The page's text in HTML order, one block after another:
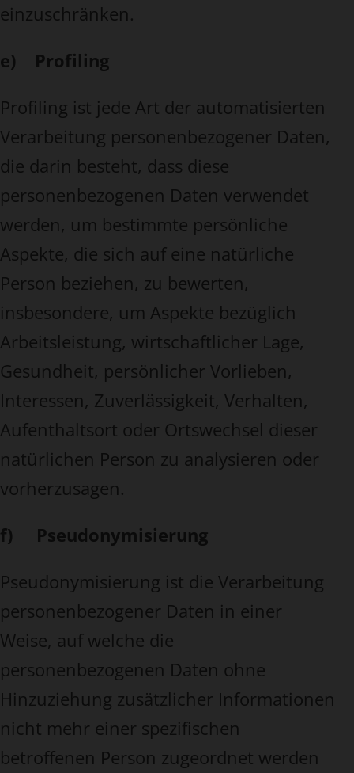
einzuschränken.
e) Profiling
Profiling ist jede Art der automatisierten
Verarbeitung personenbezogener Daten,
die darin besteht, dass diese
personenbezogenen Daten verwendet
werden, um bestimmte persönliche
Aspekte, die sich auf eine natürliche
Person beziehen, zu bewerten,
insbesondere, um Aspekte bezüglich
Arbeitsleistung, wirtschaftlicher Lage,
Gesundheit, persönlicher Vorlieben,
Interessen, Zuverlässigkeit, Verhalten,
Aufenthaltsort oder Ortswechsel dieser
natürlichen Person zu analysieren oder
vorherzusagen.
f) Pseudonymisierung
Pseudonymisierung ist die Verarbeitung
personenbezogener Daten in einer
Weise, auf welche die
personenbezogenen Daten ohne
Hinzuziehung zusätzlicher Informationen
nicht mehr einer spezifischen
betroffenen Person zugeordnet werden